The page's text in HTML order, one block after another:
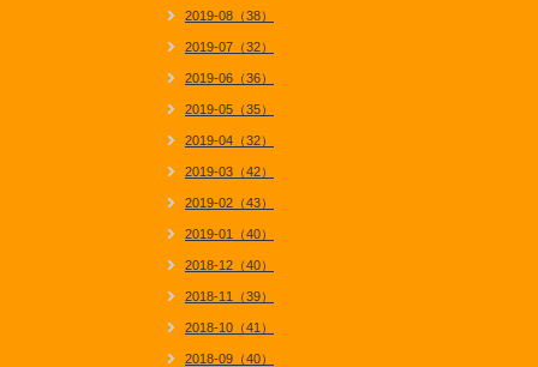
2019-08（38）
2019-07（32）
2019-06（36）
2019-05（35）
2019-04（32）
2019-03（42）
2019-02（43）
2019-01（40）
2018-12（40）
2018-11（39）
2018-10（41）
2018-09（40）